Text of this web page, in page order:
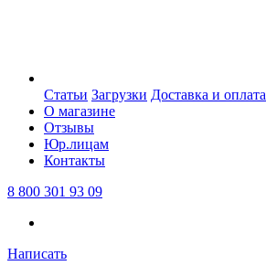
Статьи Загрузки Доставка и оплата
О магазине
Отзывы
Юр.лицам
Контакты
8 800 301 93 09
Написать